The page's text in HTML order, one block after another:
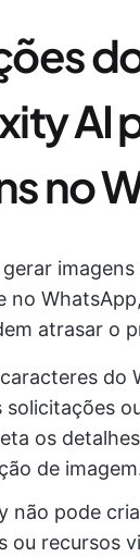
AI
no
no
atrasar o
do
solicitações
os
de
não pode
ou recursos